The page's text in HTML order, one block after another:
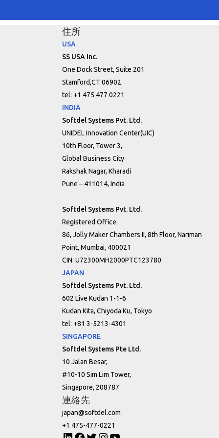
住所
USA
SS USA Inc.
One Dock Street, Suite 201
Stamford,CT 06902.
tel: +1 475 477 0221
INDIA
Softdel Systems Pvt. Ltd.
UNIDEL Innovation Center(UIC)
10th Floor, Tower 3,
Global Business City
Rakshak Nagar, Kharadi
Pune – 411014, India
Softdel Systems Pvt. Ltd.
Registered Office:
86, Jolly Maker Chambers II, 8th Floor, Nariman
Point, Mumbai, 400021
CIN: U72300MH2000PTC123780
JAPAN
Softdel Systems Pvt. Ltd.
602 Live Kudan 1-1-6
Kudan Kita, Chiyoda Ku, Tokyo
tel: +81 3-5213-4301
SINGAPORE
Softdel Systems Pte Ltd.
10 Jalan Besar,
#10-10 Sim Lim Tower,
Singapore, 208787
連絡先
japan@softdel.com
+1 475-477-0221